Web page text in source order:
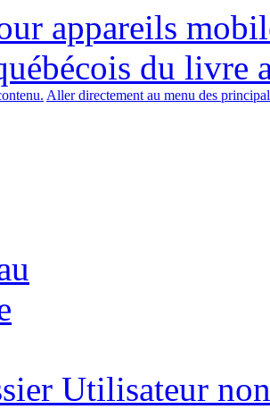
appareils
du livre
Aller directement au menu des
Utilisateur